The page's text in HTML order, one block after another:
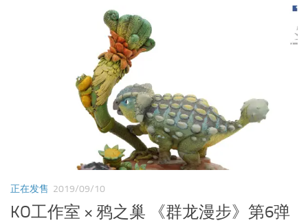
正在发售 2019/09/10
KO工作室 × 鸦之巢 《群龙漫步》第6弹